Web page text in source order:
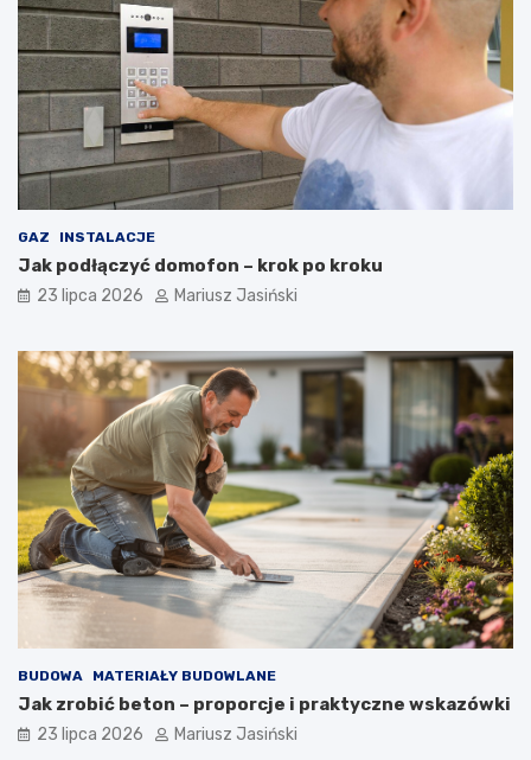
GAZ INSTALACJE
Jak podłączyć domofon – krok po kroku
23 lipca 2026 Mariusz Jasiński
BUDOWA MATERIAŁY BUDOWLANE
Jak zrobić beton – proporcje i praktyczne wskazówki
23 lipca 2026 Mariusz Jasiński